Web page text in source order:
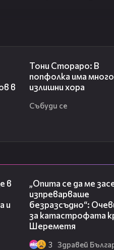
в
Тони Стораро: В
попфолка има много
излишни хора
Събуди се
в
и
„Опита се да ме
изпреварваше
безразсъдно“:
за катастрофата
Шереметя
3 Здравей